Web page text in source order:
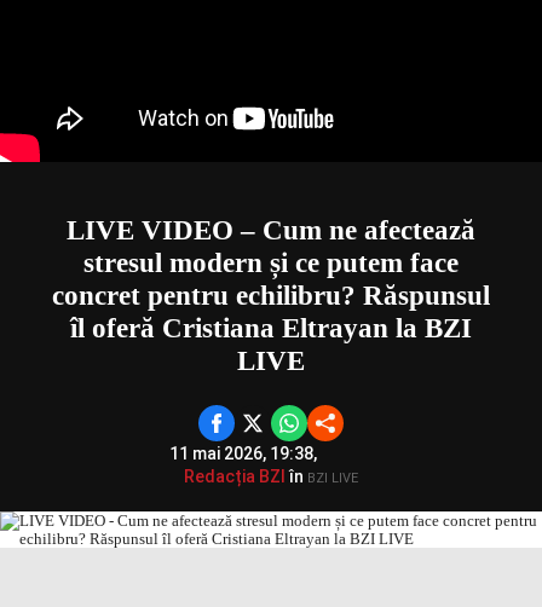
LIVE VIDEO – Cum ne afectează
stresul modern și ce putem face
concret pentru echilibru? Răspunsul
îl oferă Cristiana Eltrayan la BZI
LIVE
11 mai 2026, 19:38,
Redacția BZI în BZI LIVE